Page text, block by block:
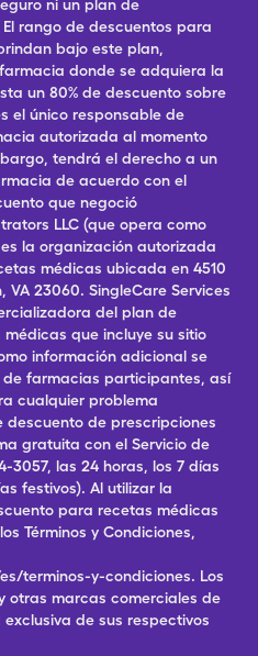
ni un plan de
rango de descuentos para
bajo este plan,
donde se adquiera la
un 80% de descuento sobre
el único responsable de
autorizada al momento
tendrá el derecho a un
de acuerdo con el
que negoció
LLC (que opera como
la organización autorizada
médicas ubicada en 4510
VA 23060. SingleCare Services
del plan de
que incluye su sitio
información adicional se
farmacias participantes, así
cualquier problema
de prescripciones
gratuita con el Servicio de
3057, las 24 horas, los 7 días
festivos). Al utilizar la
para recetas médicas
Términos y Condiciones,
terminos-y-condiciones. Los
otras marcas comerciales de
de sus respectivos